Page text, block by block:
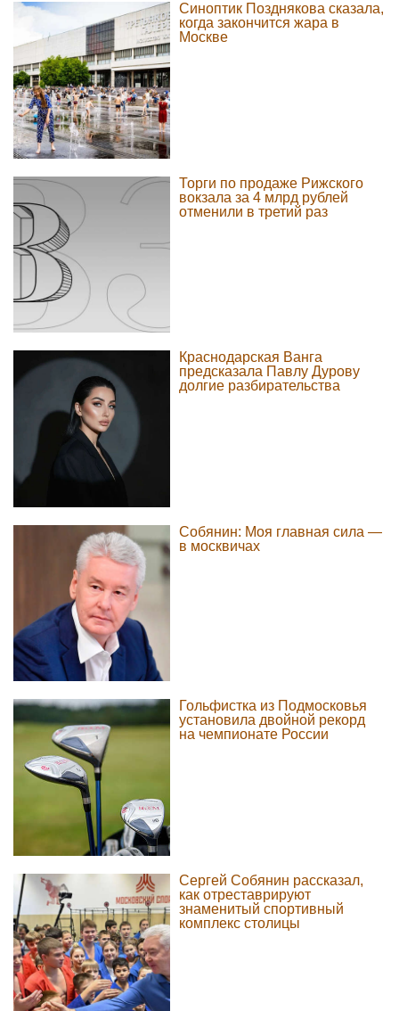
Синоптик Позднякова сказала,
когда закончится жара в
Москве
Торги по продаже Рижского
вокзала за 4 млрд рублей
отменили в третий раз
Краснодарская Ванга
предсказала Павлу Дурову
долгие разбирательства
Собянин: Моя главная сила —
в москвичах
Гольфистка из Подмосковья
установила двойной рекорд
на чемпионате России
Сергей Собянин рассказал,
как отреставрируют
знаменитый спортивный
комплекс столицы